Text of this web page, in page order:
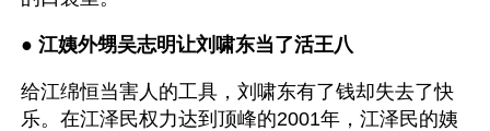
● 江姨外甥吴志明让刘啸东当了活王八
给江绵恒当害人的工具，刘啸东有了钱却失去了快
乐。在江泽民权力达到顶峰的2001年，江泽民的姨